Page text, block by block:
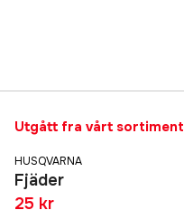
Utgått fra vårt sortiment
HUSQVARNA
Fjäder
25 kr